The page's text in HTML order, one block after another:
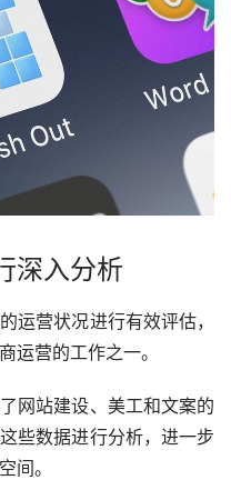
深入分析
运营状况进行有效评估，
运营的工作之一。
网站建设、美工和文案的
些数据进行分析，进一步
间。